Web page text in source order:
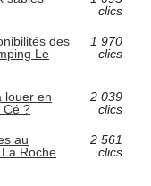
clics
des
Le
1 970
clics
louer en
Cé ?
2 039
clics
au
Roche
2 561
clics